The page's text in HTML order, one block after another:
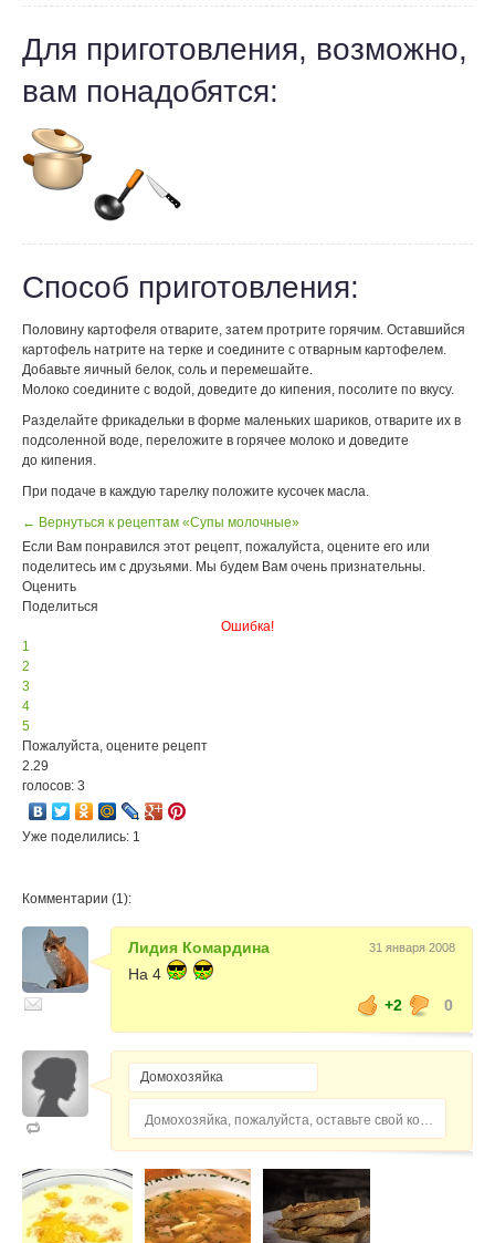
Для приготовления, возможно,
вам понадобятся:
Способ приготовления:
Половину картофеля отварите, затем протрите горячим. Оставшийся
картофель натрите на терке и соедините с отварным картофелем.
Добавьте яичный белок, соль и перемешайте.
Молоко соедините с водой, доведите до кипения, посолите по вкусу.
Разделайте фрикадельки в форме маленьких шариков, отварите их в
подсоленной воде, переложите в горячее молоко и доведите
до кипения.
При подаче в каждую тарелку положите кусочек масла.
← Вернуться к рецептам «Супы молочные»
Если Вам понравился этот рецепт, пожалуйста, оцените его или
поделитесь им с друзьями. Мы будем Вам очень признательны.
Оценить
Поделиться
Ошибка!
1
2
3
4
5
Пожалуйста, оцените рецепт
2.29
голосов: 3
Уже поделились: 1
Комментарии (1):
Лидия Комардина 31 января 2008
На 4
+2
0